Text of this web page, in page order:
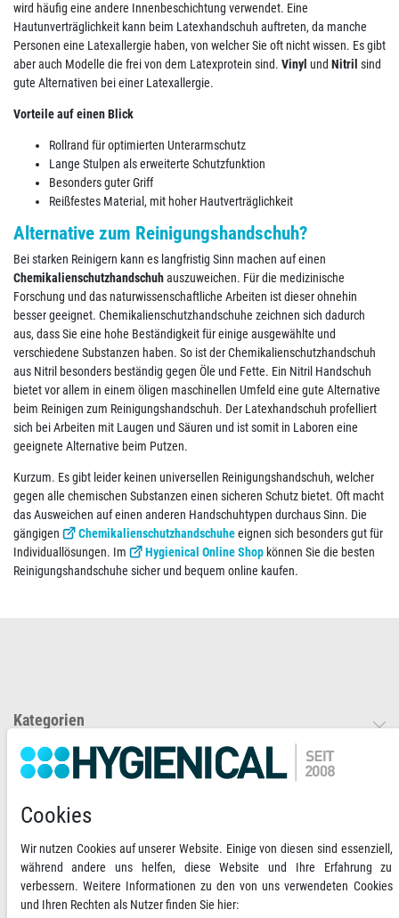
wird häufig eine andere Innenbeschichtung verwendet. Eine
Hautunverträglichkeit kann beim Latexhandschuh auftreten, da manche
Personen eine Latexallergie haben, von welcher Sie oft nicht wissen. Es gibt
aber auch Modelle die frei von dem Latexprotein sind. Vinyl und Nitril sind
gute Alternativen bei einer Latexallergie.
Vorteile auf einen Blick
Rollrand für optimierten Unterarmschutz
Lange Stulpen als erweiterte Schutzfunktion
Besonders guter Griff
Reißfestes Material, mit hoher Hautverträglichkeit
Alternative zum Reinigungshandschuh?
Bei starken Reinigern kann es langfristig Sinn machen auf einen
Chemikalienschutzhandschuhauszuweichen. Für die medizinische
Forschung und das naturwissenschaftliche Arbeiten ist dieser ohnehin
besser geeignet. Chemikalienschutzhandschuhe zeichnen sich dadurch
aus, dass Sie eine hohe Beständigkeit für einige ausgewählte und
verschiedene Substanzen haben. So ist der Chemikalienschutzhandschuh
aus Nitril besonders beständig gegen Öle und Fette. Ein Nitril Handschuh
bietet vor allem in einem öligen maschinellen Umfeld eine gute Alternative
beim Reinigen zum Reinigungshandschuh. Der Latexhandschuh profelliert
sich bei Arbeiten mit Laugen und Säuren und ist somit in Laboren eine
geeignete Alternative beim Putzen.
Kurzum. Es gibt leider keinen universellen Reinigungshandschuh, welcher
gegen alle chemischen Substanzen einen sicheren Schutz bietet. Oft macht
das Ausweichen auf einen anderen Handschuhtypen durchaus Sinn. Die
gängigen
Chemikalienschutzhandschuheeignen sich besonders gut für
Individuallösungen. Im
Hygienical Online Shop können Sie die besten
Reinigungshandschuhe sicher und bequem online kaufen.
Kategorien
Mein Konto
Newsletter abonnieren
Ihre Zahlungsmöglichkeiten 2)
Cookies
Wir nutzen Cookies auf unserer Website. Einige von diesen sind essenziell,
während andere uns helfen, diese Website und Ihre Erfahrung zu
verbessern. Weitere Informationen zu den von uns verwendeten Cookies
und Ihren Rechten als Nutzer finden Sie hier: